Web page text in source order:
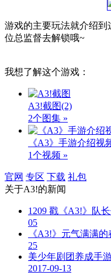
游戏的主要玩法就介绍
位总监督去解锁哦~
我想了解这个游戏：
A3!截图(2)
2个图集 »
《A3》手游介绍视
1个视频 »
官网 专区 下载 礼包
关于A3!的新闻
1209 戳《A3!》队
05
《A3!》元气满满
25
美少年剧团养成手
2017-09-13